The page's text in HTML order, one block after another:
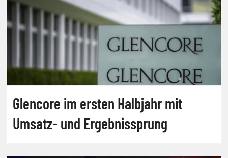
Glencore im ersten Halbjahr mit
Umsatz- und Ergebnissprung